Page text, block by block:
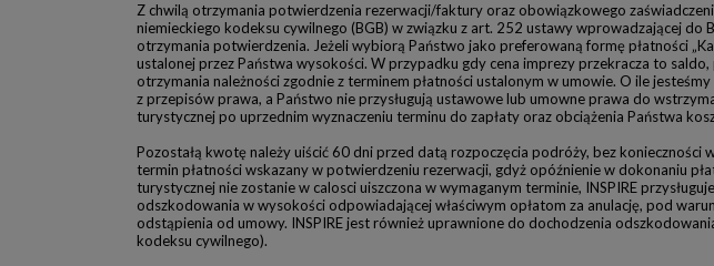
Z chwilą otrzymania potwierdzenia rezerwacji/faktury oraz obowiązkowego
niemieckiego kodeksu cywilnego (BGB) w związku z art. 252 ustawy wprowadzającej do
otrzymania potwierdzenia. Jeżeli wybiorą Państwo jako preferowaną formę płatności
ustalonej przez Państwa wysokości. W przypadku gdy cena imprezy przekracza to
otrzymania należności zgodnie z terminem płatności ustalonym w umowie. O ile
z przepisów prawa, a Państwo nie przysługują ustawowe lub umowne prawa do
turystycznej po uprzednim wyznaczeniu terminu do zapłaty oraz obciążenia Państwa
Pozostałą kwotę należy uiścić 60 dni przed datą rozpoczęcia podróży, bez
termin płatności wskazany w potwierdzeniu rezerwacji, gdyż opóźnienie w dokonaniu
turystycznej nie zostanie w calosci uiszczona w wymaganym terminie, INSPIRE
odszkodowania w wysokości odpowiadającej właściwym opłatom za anulację, pod
odstąpienia od umowy. INSPIRE jest również uprawnione do dochodzenia
kodeksu cywilnego).